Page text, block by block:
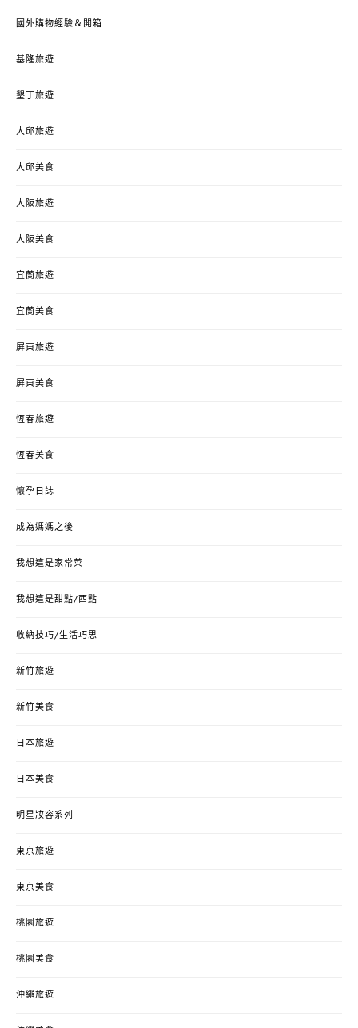
國外購物經驗＆開箱
基隆旅遊
墾丁旅遊
大邱旅遊
大邱美食
大阪旅遊
大阪美食
宜蘭旅遊
宜蘭美食
屏東旅遊
屏東美食
恆春旅遊
恆春美食
懷孕日誌
成為媽媽之後
我想這是家常菜
我想這是甜點/西點
收納技巧/生活巧思
新竹旅遊
新竹美食
日本旅遊
日本美食
明星妝容系列
東京旅遊
東京美食
桃園旅遊
桃園美食
沖繩旅遊